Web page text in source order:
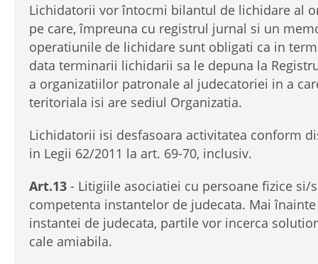
Lichidatorii vor întocmi bilantul de lichidare al
pe care, împreuna cu registrul jurnal si un
operatiunile de lichidare sunt obligati ca in
data terminarii lichidarii sa le depuna la
a organizatiilor patronale al judecatoriei in a
teritoriala isi are sediul Organizatia.
Lichidatorii isi desfasoara activitatea conform
in Legii 62/2011 la art. 69-70, inclusiv.
Art.13 - Litigiile asociatiei cu persoane fizice si/
competenta instantelor de judecata. Mai
instantei de judecata, partile vor incerca
cale amiabila.